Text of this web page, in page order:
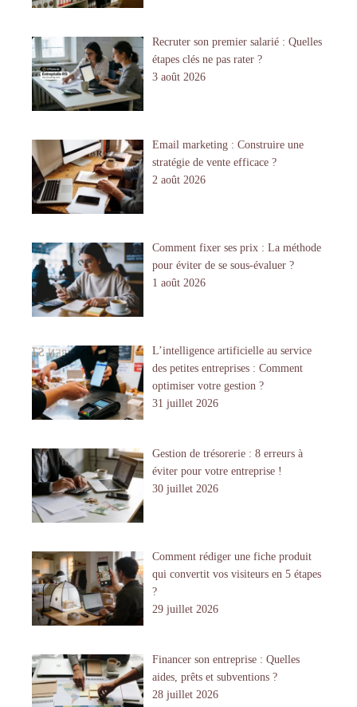
Recruter son premier salarié : Quelles
étapes clés ne pas rater ?
3 août 2026
Email marketing : Construire une
stratégie de vente efficace ?
2 août 2026
Comment fixer ses prix : La méthode
pour éviter de se sous-évaluer ?
1 août 2026
L’intelligence artificielle au service
des petites entreprises : Comment
optimiser votre gestion ?
31 juillet 2026
Gestion de trésorerie : 8 erreurs à
éviter pour votre entreprise !
30 juillet 2026
Comment rédiger une fiche produit
qui convertit vos visiteurs en 5 étapes
?
29 juillet 2026
Financer son entreprise : Quelles
aides, prêts et subventions ?
28 juillet 2026